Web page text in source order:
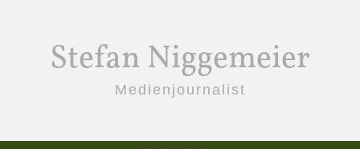
Stefan Niggemeier
Medienjournalist